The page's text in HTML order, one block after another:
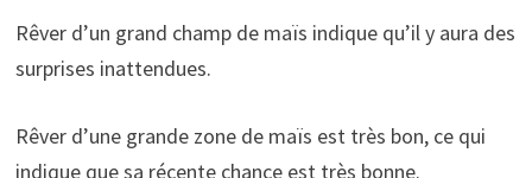
Rêver d’un grand champ de maïs indique qu’il y aura des
surprises inattendues.
Rêver d’une grande zone de maïs est très bon, ce qui
indique que sa récente chance est très bonne.